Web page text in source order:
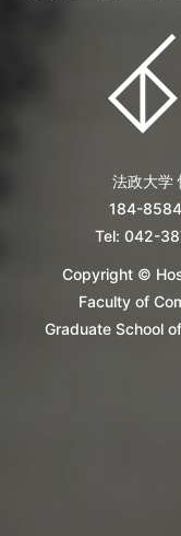
法政大学
184-
Tel: 042-
Copyright ©
Faculty of
Graduate School